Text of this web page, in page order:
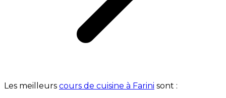
Les meilleurs cours de cuisine à Farini sont :